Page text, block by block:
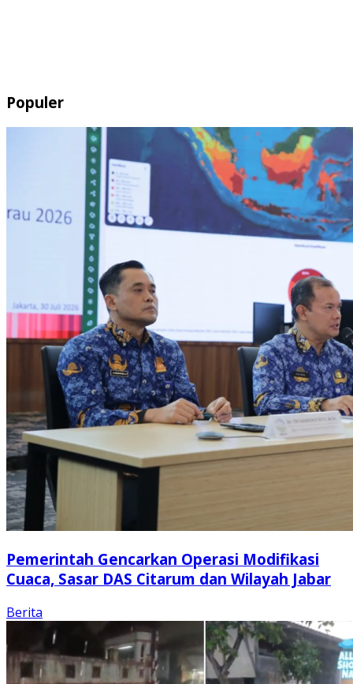
Populer
Pemerintah Gencarkan Operasi Modifikasi
Cuaca, Sasar DAS Citarum dan Wilayah Jabar
Berita